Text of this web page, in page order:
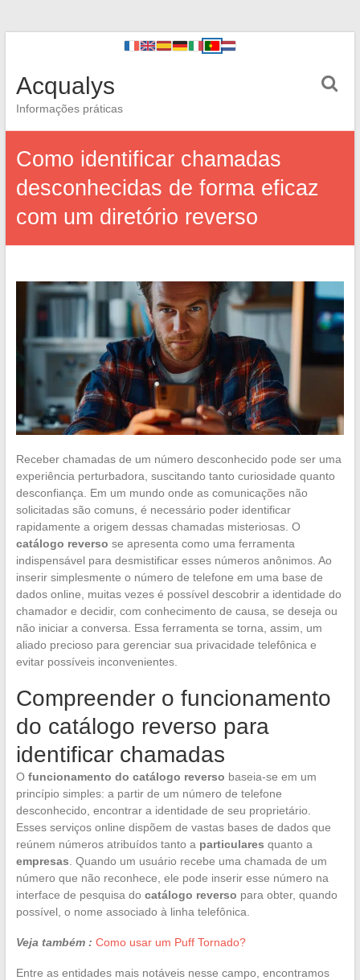
Acqualys
Informações práticas
Como identificar chamadas
desconhecidas de forma eficaz
com um diretório reverso
Receber chamadas de um número desconhecido pode ser uma
experiência perturbadora, suscitando tanto curiosidade quanto
desconfiança. Em um mundo onde as comunicações não
solicitadas são comuns, é necessário poder identificar
rapidamente a origem dessas chamadas misteriosas. O
catálogo reverso se apresenta como uma ferramenta
indispensável para desmistificar esses números anônimos. Ao
inserir simplesmente o número de telefone em uma base de
dados online, muitas vezes é possível descobrir a identidade do
chamador e decidir, com conhecimento de causa, se deseja ou
não iniciar a conversa. Essa ferramenta se torna, assim, um
aliado precioso para gerenciar sua privacidade telefônica e
evitar possíveis inconvenientes.
Compreender o funcionamento
do catálogo reverso para
identificar chamadas
O funcionamento do catálogo reverso baseia-se em um
princípio simples: a partir de um número de telefone
desconhecido, encontrar a identidade de seu proprietário.
Esses serviços online dispõem de vastas bases de dados que
reúnem números atribuídos tanto a particulares quanto a
empresas . Quando um usuário recebe uma chamada de um
número que não reconhece, ele pode inserir esse número na
interface de pesquisa do catálogo reverso para obter, quando
possível, o nome associado à linha telefônica.
Veja também : Como usar um Puff Tornado?
Entre as entidades mais notáveis nesse campo, encontramos